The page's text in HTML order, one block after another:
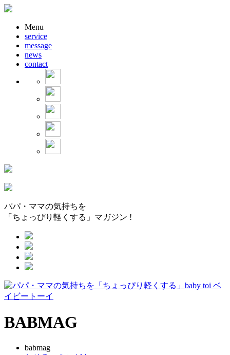
Menu
service
message
news
contact
パパ・ママの気持ちを
「ちょっぴり軽くする」マガジン !
BABMAG
babmag